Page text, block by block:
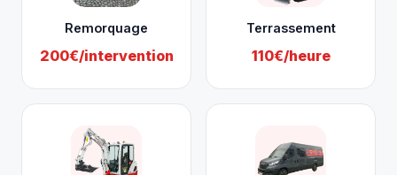
Remorquage
200€/intervention
Terrassement
110€/heure